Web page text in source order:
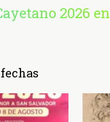
2026